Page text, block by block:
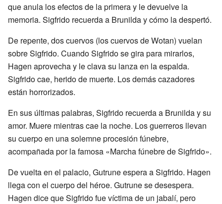
que anula los efectos de la primera y le devuelve la
memoria. Sigfrido recuerda a Brunilda y cómo la despertó.
De repente, dos cuervos (los cuervos de Wotan) vuelan
sobre Sigfrido. Cuando Sigfrido se gira para mirarlos,
Hagen aprovecha y le clava su lanza en la espalda.
Sigfrido cae, herido de muerte. Los demás cazadores
están horrorizados.
En sus últimas palabras, Sigfrido recuerda a Brunilda y su
amor. Muere mientras cae la noche. Los guerreros llevan
su cuerpo en una solemne procesión fúnebre,
acompañada por la famosa «Marcha fúnebre de Sigfrido».
De vuelta en el palacio, Gutrune espera a Sigfrido. Hagen
llega con el cuerpo del héroe. Gutrune se desespera.
Hagen dice que Sigfrido fue víctima de un jabalí, pero